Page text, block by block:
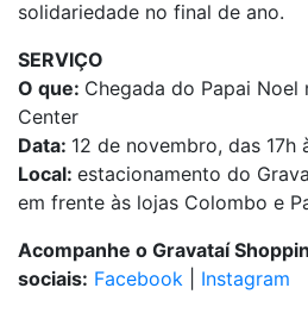
solidariedade no final de ano.
SERVIÇO
O que: Chegada do Papai Noel
Center
Data: 12 de novembro, das 17h
Local: estacionamento do
em frente às lojas Colombo e
Acompanhe o Gravataí
sociais: Facebook
Instagram